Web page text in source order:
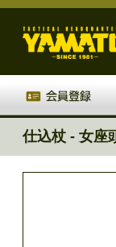
仕込杖 - 女座